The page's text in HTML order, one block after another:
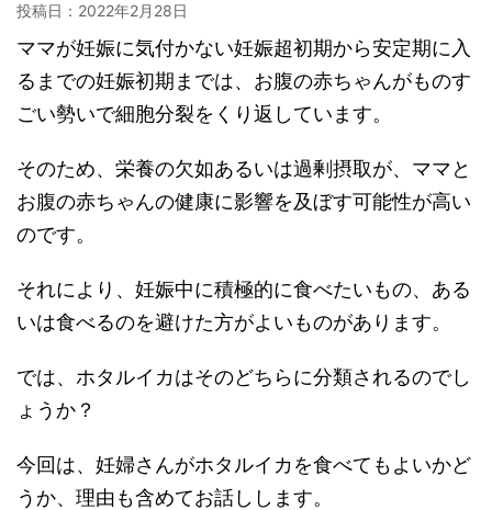
投稿日： 2022年2月28日
ママが妊娠に気付かない妊娠超初期から安定期に入
るまでの妊娠初期までは、お腹の赤ちゃんがものす
ごい勢いで細胞分裂をくり返しています。
そのため、栄養の欠如あるいは過剰摂取が、 ママと
お腹の赤ちゃんの健康に影響を及ぼす可能性が高い
のです。
それにより、妊娠中に積極的に食べたいもの、ある
いは食べるのを避けた方がよいものがあります。
では、 ホタルイカはそのどちらに分類されるのでし
ょうか？
今回は、妊婦さんがホタルイカを食べてもよいかど
うか、理由も含めてお話しします。